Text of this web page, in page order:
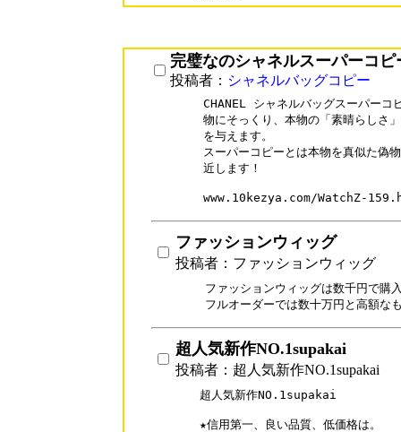
完璧なのシャネルスーパーコピ
投稿者： シャネルバッグコピー
CHANEL シャネルバッグスーパーコ
物にそっくり、本物の「素晴らしさ
を与えます。
スーパーコピーとは本物を真似た偽
近します！
ファッションウィッグ
投稿者：ファッションウィッグ
ファッションウィッグは数千円で購
フルオーダーでは数十万円と高額な
超人気新作NO.1supakai
投稿者：超人気新作NO.1supakai
超人気新作NO.1supakai
★信用第一、良い品質、低価格は。